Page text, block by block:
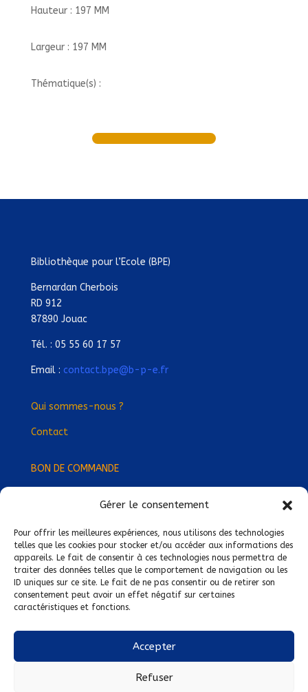
Gérer le consentement
Pour offrir les meilleures expériences, nous utilisons des technologies
telles que les cookies pour stocker et/ou accéder aux informations des
appareils. Le fait de consentir à ces technologies nous permettra de
traiter des données telles que le comportement de navigation ou les
ID uniques sur ce site. Le fait de ne pas consentir ou de retirer son
consentement peut avoir un effet négatif sur certaines
caractéristiques et fonctions.
Accepter
Refuser
Hauteur : 197 MM
Largeur : 197 MM
Thématique(s) :
Bibliothèque pour l’Ecole (BPE)
Bernardan Cherbois
RD 912
87890 Jouac
Tél. : 05 55 60 17 57
Email : contact.bpe@b-p-e.fr
Qui sommes-nous ?
Contact
BON DE COMMANDE
Devenez Délégué·e Régional·e !
Trouvez-nous près de chez vous !
Mentions légales
Conditions générales de vente
Politique de confidentialité